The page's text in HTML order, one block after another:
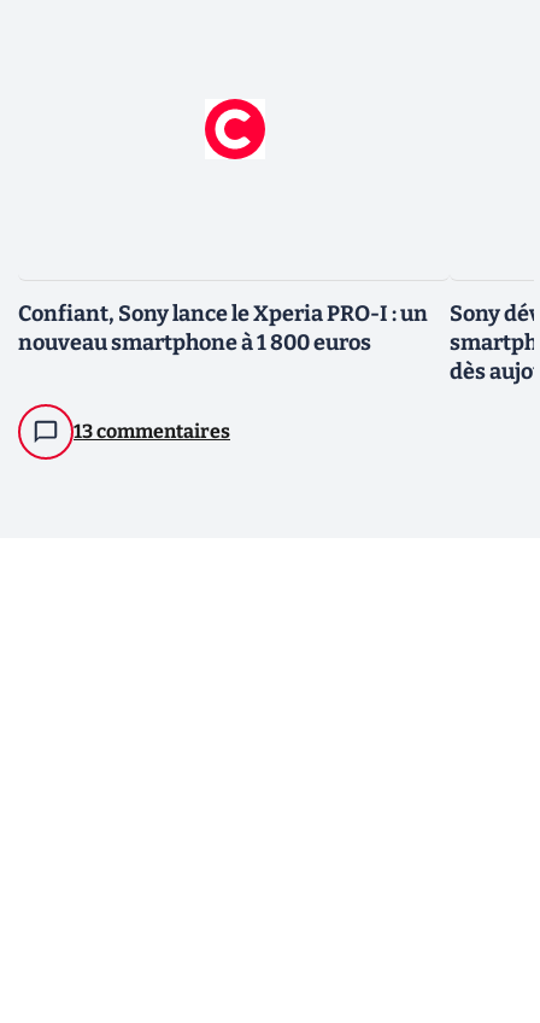
Confiant, Sony lance le Xperia PRO-I : un
nouveau smartphone à 1 800 euros
13 commentaires
Sony
dès